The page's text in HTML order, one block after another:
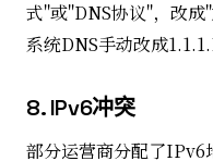
式"或"DNS协议"，改
系统DNS手动改成
8. IPv6冲突
部分运营商分配了